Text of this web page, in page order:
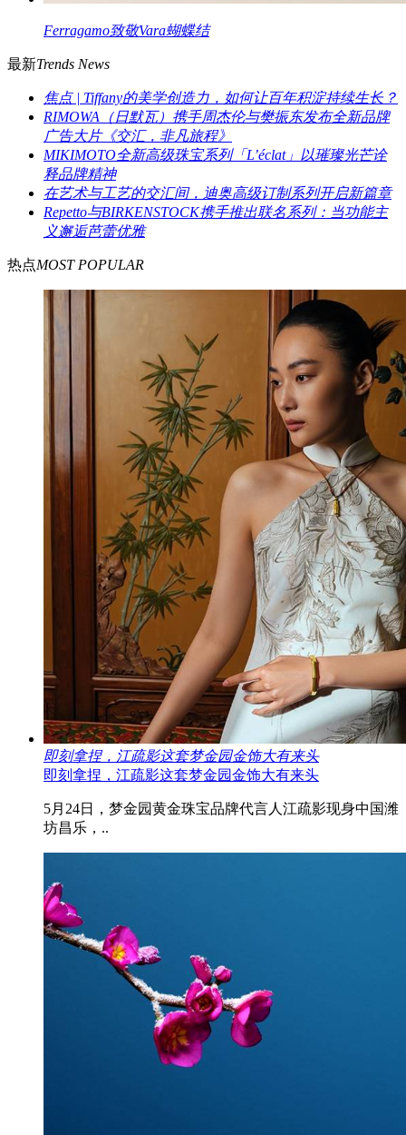
Ferragamo致敬Vara蝴蝶结
最新Trends News
焦点 | Tiffany的美学创造力，如何让百年积淀持续生长？
RIMOWA（日默瓦）携手周杰伦与樊振东发布全新品牌
广告大片《交汇，非凡旅程》
MIKIMOTO全新高级珠宝系列「L’éclat」以璀璨光芒诠
释品牌精神
在艺术与工艺的交汇间，迪奥高级订制系列开启新篇章
Repetto与BIRKENSTOCK携手推出联名系列：当功能主
义邂逅芭蕾优雅
热点MOST POPULAR
即刻拿捏，江疏影这套梦金园金饰大有来头
即刻拿捏，江疏影这套梦金园金饰大有来头
5月24日，梦金园黄金珠宝品牌代言人江疏影现身中国潍
坊昌乐，..